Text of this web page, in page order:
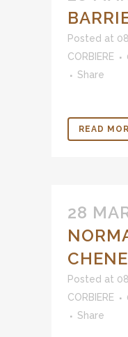
Posted at
CORBIERE
Share
READ
28
Posted at
CORBIERE
Share